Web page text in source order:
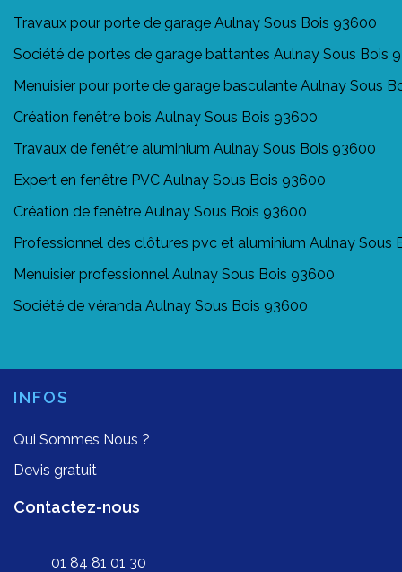
Travaux pour porte de garage Aulnay Sous Bois 93600
Société de portes de garage battantes Aulnay Sous Bois
Menuisier pour porte de garage basculante Aulnay Sous
Création fenêtre bois Aulnay Sous Bois 93600
Travaux de fenêtre aluminium Aulnay Sous Bois 93600
Expert en fenêtre PVC Aulnay Sous Bois 93600
Création de fenêtre Aulnay Sous Bois 93600
Professionnel des clôtures pvc et aluminium Aulnay Sous
Menuisier professionnel Aulnay Sous Bois 93600
Société de véranda Aulnay Sous Bois 93600
INFOS
Qui Sommes Nous ?
Devis gratuit
Contactez-nous
01 84 81 01 30